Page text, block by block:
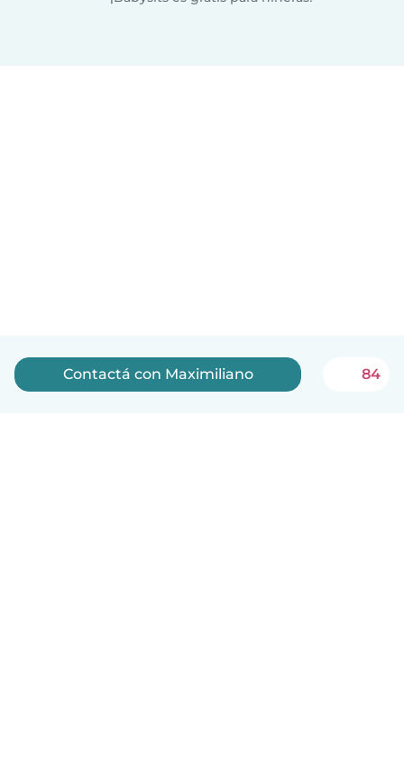
Contactá con Maximiliano 84